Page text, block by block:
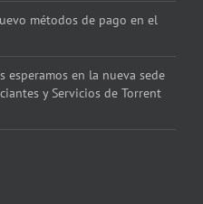
métodos de pago en el
esperamos en la nueva sede
y Servicios de Torrent